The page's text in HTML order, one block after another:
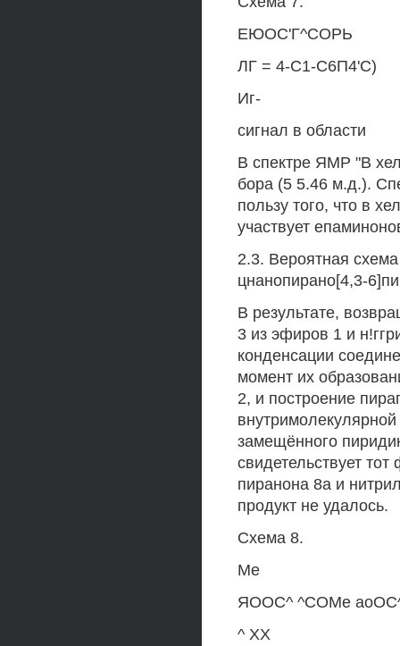
ЕЮОС'Г^СОРЬ
ЛГ = 4-С1-С6П4'С)
Иг-
сигнал в области
В спектре ЯМР "В
бора (5 5.46 м.д.).
пользу того, что в
участвует
2.3. Вероятная
цнанопирано[4,3-
В результате,
3 из эфиров 1 и
конденсации
момент их
2, и построение
замещённого
свидетельствует
пиранона 8а и
продукт не удалось.
Схема 8.
Ме
ЯООС^ ^СОМе
^ XX